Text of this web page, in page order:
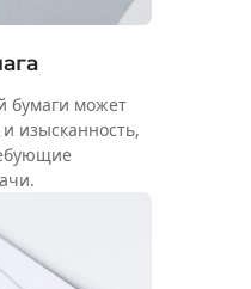
бумаги может
изысканность,